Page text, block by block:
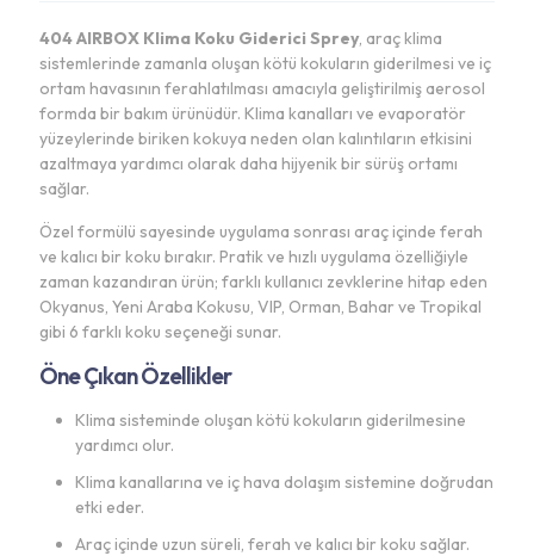
404 AIRBOX Klima Koku Giderici Sprey, araç klima
sistemlerinde zamanla oluşan kötü kokuların giderilmesi ve iç
ortam havasının ferahlatılması amacıyla geliştirilmiş aerosol
formda bir bakım ürünüdür. Klima kanalları ve evaporatör
yüzeylerinde biriken kokuya neden olan kalıntıların etkisini
azaltmaya yardımcı olarak daha hijyenik bir sürüş ortamı
sağlar.
Özel formülü sayesinde uygulama sonrası araç içinde ferah
ve kalıcı bir koku bırakır. Pratik ve hızlı uygulama özelliğiyle
zaman kazandıran ürün; farklı kullanıcı zevklerine hitap eden
Okyanus, Yeni Araba Kokusu, VIP, Orman, Bahar ve Tropikal
gibi 6 farklı koku seçeneği sunar.
Öne Çıkan Özellikler
Klima sisteminde oluşan kötü kokuların giderilmesine
yardımcı olur.
Klima kanallarına ve iç hava dolaşım sistemine doğrudan
etki eder.
Araç içinde uzun süreli, ferah ve kalıcı bir koku sağlar.